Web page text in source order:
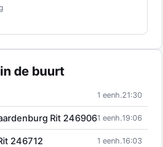
de buurt
1 eenh.21:30
Rit 2469061 eenh.19:06
246712 1 eenh.16:03